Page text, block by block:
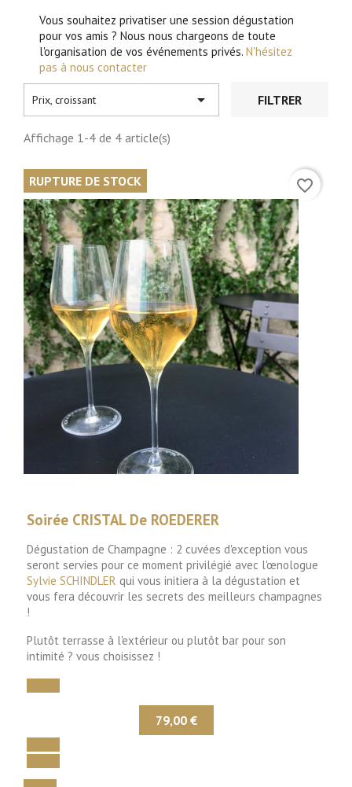
Vous souhaitez privatiser une session dégustation
pour vos amis ? Nous nous chargeons de toute
l'organisation de vos événements privés. N'hésitez
pas à nous contacter
Prix, croissant  FILTRER
Affichage 1-4 de 4 article(s)
Soirée CRISTAL De ROEDERER
Dégustation de Champagne : 2 cuvées d'exception vous
seront servies pour ce moment privilégié avec l'œnologue
Sylvie SCHINDLER qui vous initiera à la dégustation et
vous fera découvrir les secrets des meilleurs champagnes
!
Plutôt terrasse à l'extérieur ou plutôt bar pour son
intimité ? vous choisissez !
79,00 €
RUPTURE DE STOCK favorite_border